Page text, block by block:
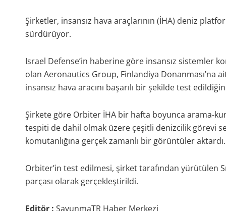
Şirketler, insansız hava araçlarının (İHA) deniz
sürdürüyor.
Israel Defense’in haberine göre insansız sistemler
olan Aeronautics Group, Finlandiya Donanması’na
insansız hava aracını başarılı bir şekilde test
Şirkete göre Orbiter İHA bir hafta boyunca arama-
tespiti de dahil olmak üzere çeşitli denizcilik görevi
komutanlığına gerçek zamanlı bir görüntüler aktardı.
Orbiter’in test edilmesi, şirket tarafından yürütülen
parçası olarak gerçekleştirildi.
Editör : SavunmaTR Haber Merkezi